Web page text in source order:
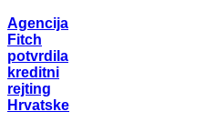
Agencija
Fitch
potvrdila
kreditni
rejting
Hrvatske